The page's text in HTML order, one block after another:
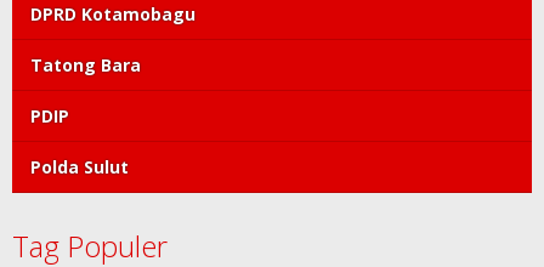
DPRD Kotamobagu
Tatong Bara
PDIP
Polda Sulut
Tag Populer